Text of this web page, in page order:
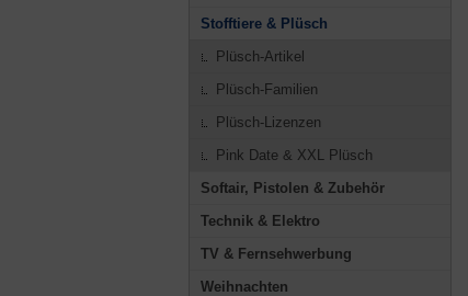
Stofftiere & Plüsch
Plüsch-Artikel
Plüsch-Familien
Plüsch-Lizenzen
Pink Date & XXL Plüsch
Softair, Pistolen & Zubehör
Technik & Elektro
TV & Fernsehwerbung
Weihnachten